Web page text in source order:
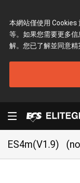
本網站僅使用 Cookies
等。如果您需要更多
解。您已了解並同意
ES4m(V1.9)